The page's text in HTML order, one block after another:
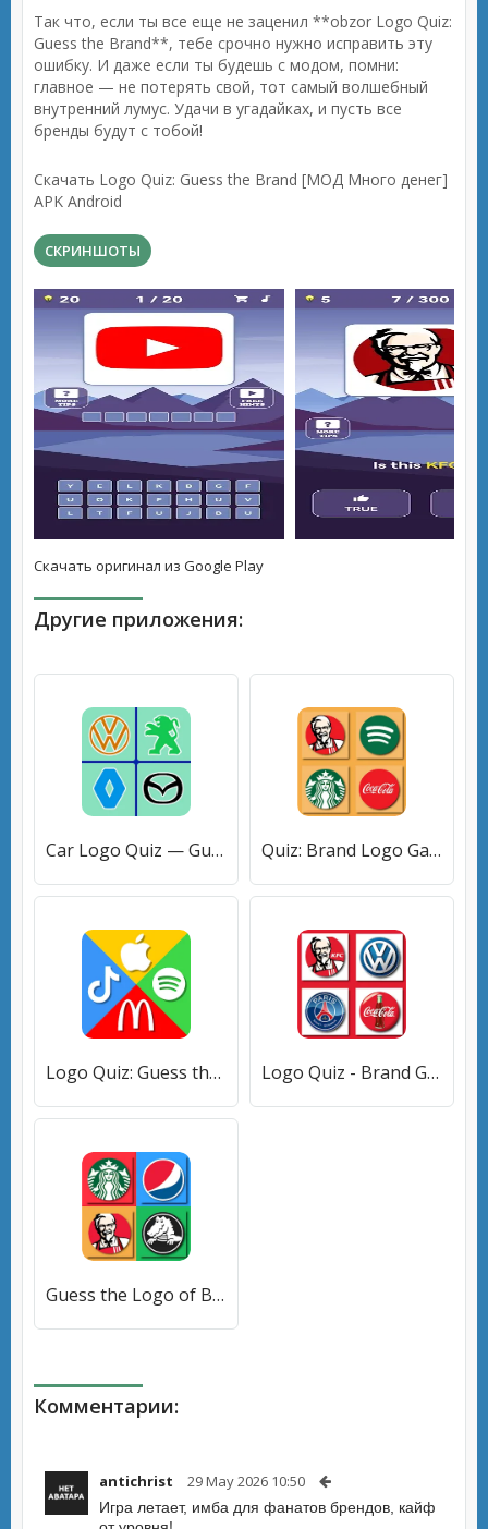
Так что, если ты все еще не заценил **obzor Logo Quiz:
Guess the Brand**, тебе срочно нужно исправить эту
ошибку. И даже если ты будешь с модом, помни:
главное — не потерять свой, тот самый волшебный
внутренний лумус. Удачи в угадайках, и пусть все
бренды будут с тобой!
Скачать Logo Quiz: Guess the Brand [МОД Много денег]
APK Android
СКРИНШОТЫ
Скачать оригинал из Google Play
Другие приложения:
Car Logo Quiz — Guess the Car [МОД Premium] APK Android Quiz: Brand Logo Game [МОД Mega Pack] APK Android
Logo Quiz: Guess the Brand! (Лого Квиз) [МОД Mega Pack] APK Android Logo Quiz - Brand Game [МОД Бесконечные монеты] APK Android
Guess the Logo of Brand Quiz [МОД Premium] APK Android
Комментарии:
antichrist 29 May 2026 10:50
Игра летает, имба для фанатов брендов, кайф